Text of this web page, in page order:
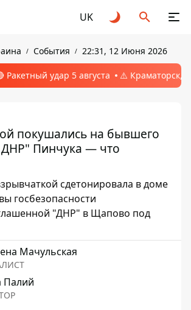
UK
События 22:31, 12 Июня 2026
Ракетный удар 5 августа ⚠️ Краматорск,
покушались на бывшего
Пинчука — что
сдетонировала в доме
госбезопасности
"ДНР" в Щапово под
Мачульская
Палий